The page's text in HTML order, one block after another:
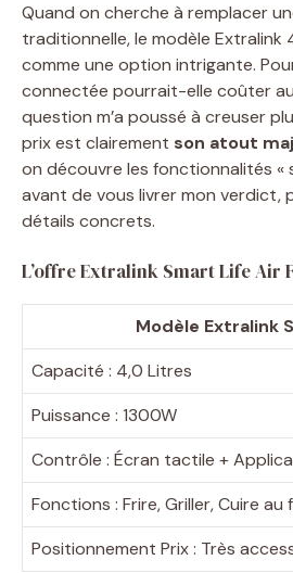
Quand on cherche à remplacer
traditionnelle, le modèle Extralink
comme une option intrigante.
connectée pourrait-elle coûter
question m’a poussé à creuser
prix est clairement son atout
on découvre les fonctionnalités «
avant de vous livrer mon verdict,
détails concrets.
L’offre Extralink Smart Life Air
Modèle Extralink
Capacité : 4,0 Litres
Puissance : 1300W
Contrôle : Écran tactile +
Fonctions : Frire, Griller, Cuire au
Positionnement Prix : Très